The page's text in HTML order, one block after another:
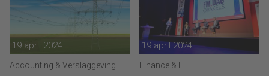
19 april 2024
Accounting & Verslaggeving
19 april 2024
Finance & IT